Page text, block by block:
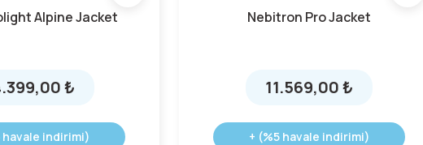
Alpine Jacket
₺
havale indirimi)
Nebitron Pro Jacket
11.569,00 ₺
+ (%5 havale indirimi)